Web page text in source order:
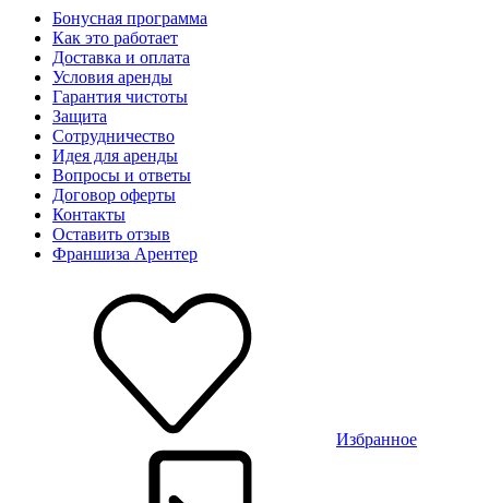
Бонусная программа
Как это работает
Доставка и оплата
Условия аренды
Гарантия чистоты
Защита
Сотрудничество
Идея для аренды
Вопросы и ответы
Договор оферты
Контакты
Оставить отзыв
Франшиза Арентер
Избранное